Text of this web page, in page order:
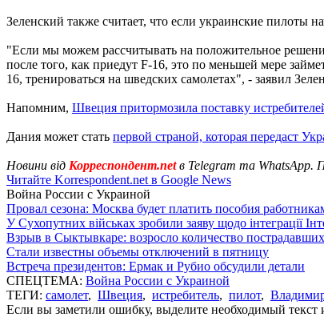
Зеленский также считает, что если украинские пилоты
"Если мы можем рассчитывать на положительное
после того, как приедут F-16, это по меньшей мере
16, тренироваться на шведских самолетах", - заявил
Напомним, Швеция притормозила поставку
Дания может стать первой страной, которая передаст
Новини від Корреспондент.netв Telegram та WhatsApp.
Читайте Korrespondent.net в Google News
Война России с Украиной
Провал сезона: Москва будет платить пособия
У Сухопутних військах зробили заяву щодо інтеграції
Взрыв в Сыктывкаре: возросло количество пострадавших
Стали известны объемы отключений в пятницу
Встреча президентов: Ермак и Рубио обсудили детали
СПЕЦТЕМА: Война России с Украиной
ТЕГИ: самолет, Швеция, истребитель, пилот,
Если вы заметили ошибку, выделите необходимый